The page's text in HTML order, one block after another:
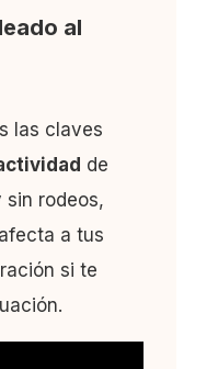
al
las claves
de
rodeos,
a tus
si te